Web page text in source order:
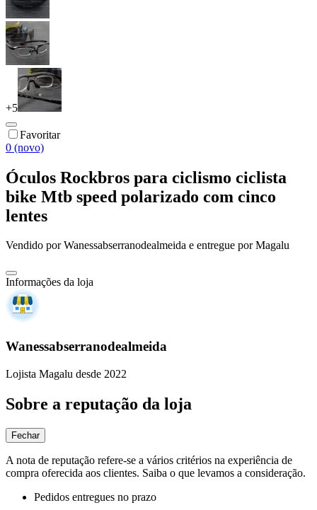
+5
Favoritar
0 (novo)
Óculos Rockbros para ciclismo ciclista
bike Mtb speed polarizado com cinco
lentes
Vendido porWanessabserranodealmeida e entregue por Magalu
Informações da loja
Wanessabserranodealmeida
Lojista Magalu desde 2022
Sobre a reputação da loja
Fechar
A nota de reputação refere-se a vários critérios na experiência de
compra oferecida aos clientes. Saiba o que levamos a consideração.
Pedidos entregues no prazo